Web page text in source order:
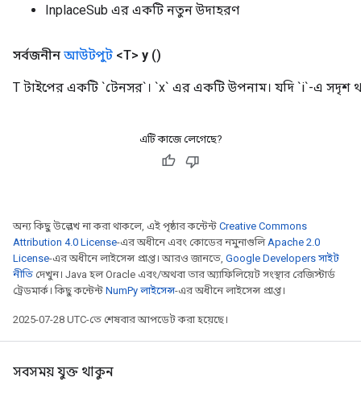
InplaceSub এর একটি নতুন উদাহরণ
সর্বজনীন আউটপুট <T> y ()
T টাইপের একটি `টেনসর`। `x` এর একটি উপনাম। যদি `i`-এ সদৃশ
এটি কাজে লেগেছে?
অন্য কিছু উল্লেখ না করা থাকলে, এই পৃষ্ঠার কন্টেন্ট Creative Commons
Attribution 4.0 License-এর অধীনে এবং কোডের নমুনাগুলিApache 2.0
License-এর অধীনে লাইসেন্স প্রাপ্ত। আরও জানতে, Google Developers সাইট
নীতি দেখুন। Java হল Oracle এবং/অথবা তার অ্যাফিলিয়েট সংস্থার রেজিস্টার্ড
ট্রেডমার্ক। কিছু কন্টেন্ট NumPy লাইসেন্স-এর অধীনে লাইসেন্স প্রাপ্ত।
2025-07-28 UTC-তে শেষবার আপডেট করা হয়েছে।
সবসময় যুক্ত থাকুন